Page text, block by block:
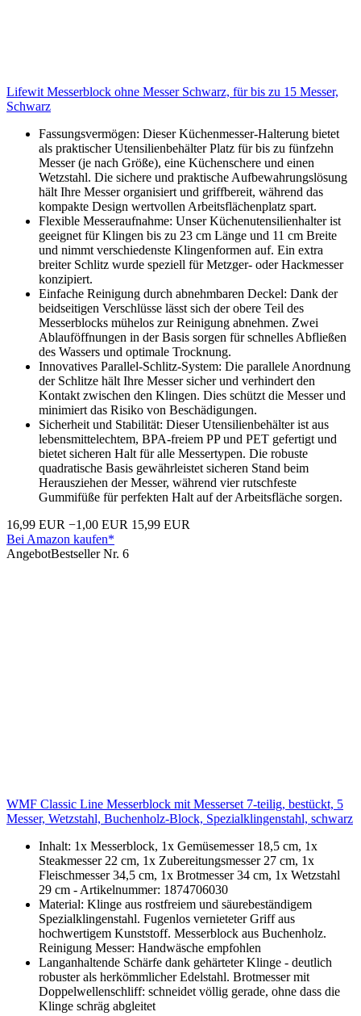
Lifewit Messerblock ohne Messer Schwarz, für bis zu 15 Messer,
Schwarz
Fassungsvermögen: Dieser Küchenmesser-Halterung bietet
als praktischer Utensilienbehälter Platz für bis zu fünfzehn
Messer (je nach Größe), eine Küchenschere und einen
Wetzstahl. Die sichere und praktische Aufbewahrungslösung
hält Ihre Messer organisiert und griffbereit, während das
kompakte Design wertvollen Arbeitsflächenplatz spart.
Flexible Messeraufnahme: Unser Küchenutensilienhalter ist
geeignet für Klingen bis zu 23 cm Länge und 11 cm Breite
und nimmt verschiedenste Klingenformen auf. Ein extra
breiter Schlitz wurde speziell für Metzger- oder Hackmesser
konzipiert.
Einfache Reinigung durch abnehmbaren Deckel: Dank der
beidseitigen Verschlüsse lässt sich der obere Teil des
Messerblocks mühelos zur Reinigung abnehmen. Zwei
Ablauföffnungen in der Basis sorgen für schnelles Abfließen
des Wassers und optimale Trocknung.
Innovatives Parallel-Schlitz-System: Die parallele Anordnung
der Schlitze hält Ihre Messer sicher und verhindert den
Kontakt zwischen den Klingen. Dies schützt die Messer und
minimiert das Risiko von Beschädigungen.
Sicherheit und Stabilität: Dieser Utensilienbehälter ist aus
lebensmittelechtem, BPA-freiem PP und PET gefertigt und
bietet sicheren Halt für alle Messertypen. Die robuste
quadratische Basis gewährleistet sicheren Stand beim
Herausziehen der Messer, während vier rutschfeste
Gummifüße für perfekten Halt auf der Arbeitsfläche sorgen.
16,99 EUR −1,00 EUR 15,99 EUR
Bei Amazon kaufen*
AngebotBestseller Nr. 6
WMF Classic Line Messerblock mit Messerset 7-teilig, bestückt, 5
Messer, Wetzstahl, Buchenholz-Block, Spezialklingenstahl, schwarz
Inhalt: 1x Messerblock, 1x Gemüsemesser 18,5 cm, 1x
Steakmesser 22 cm, 1x Zubereitungsmesser 27 cm, 1x
Fleischmesser 34,5 cm, 1x Brotmesser 34 cm, 1x Wetzstahl
29 cm - Artikelnummer: 1874706030
Material: Klinge aus rostfreiem und säurebeständigem
Spezialklingenstahl. Fugenlos vernieteter Griff aus
hochwertigem Kunststoff. Messerblock aus Buchenholz.
Reinigung Messer: Handwäsche empfohlen
Langanhaltende Schärfe dank gehärteter Klinge - deutlich
robuster als herkömmlicher Edelstahl. Brotmesser mit
Doppelwellenschliff: schneidet völlig gerade, ohne dass die
Klinge schräg abgleitet